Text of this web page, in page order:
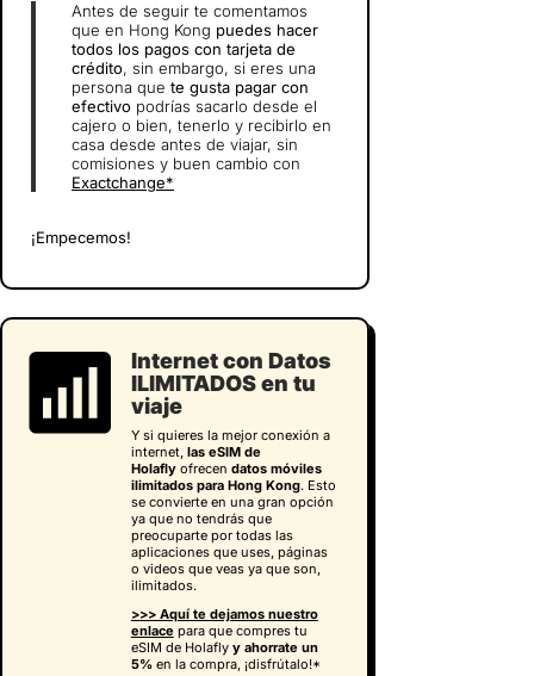
Antes de seguir te comentamos
que en Hong Kong puedes hacer
todos los pagos con tarjeta de
crédito, sin embargo, si eres una
persona que te gusta pagar con
efectivo podrías sacarlo desde el
cajero o bien, tenerlo y recibirlo en
casa desde antes de viajar, sin
comisiones y buen cambio con
Exactchange*
¡Empecemos!
Internet con Datos
ILIMITADOS en tu
viaje
Y si quieres la mejor conexión a
internet, las eSIM de
Holaflyofrecen datos móviles
ilimitados para Hong Kong. Esto
se convierte en una gran opción
ya que no tendrás que
preocuparte por todas las
aplicaciones que uses, páginas
o videos que veas ya que son,
ilimitados.
>>> Aquí te dejamos nuestro
enlace para que compres tu
eSIM de Holafly y ahorrate un
5%en la compra, ¡disfrútalo!*